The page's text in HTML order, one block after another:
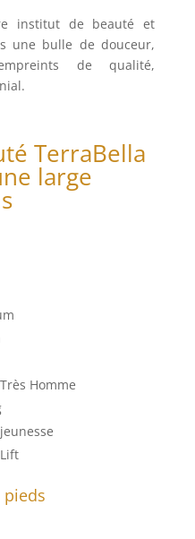
institut de beauté et
une bulle de douceur,
de qualité,
TerraBella
large
Homme
pieds